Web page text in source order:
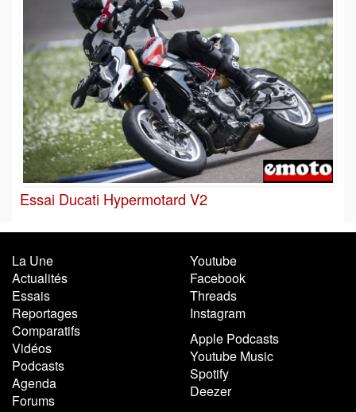
Essai Ducati Hypermotard V2
La Une
Actualités
Essais
Reportages
Comparatifs
Vidéos
Podcasts
Agenda
Forums
Youtube
Facebook
Threads
Instagram
Apple Podcasts
Youtube Music
Spotify
Deezer